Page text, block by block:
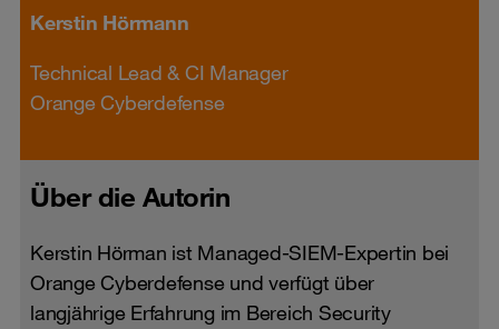
Kerstin Hörmann
Technical Lead & CI Manager
Orange Cyberdefense
Über die Autorin
Kerstin Hörman ist Managed-SIEM-Expertin bei
Orange Cyberdefense und verfügt über
langjährige Erfahrung im Bereich Security